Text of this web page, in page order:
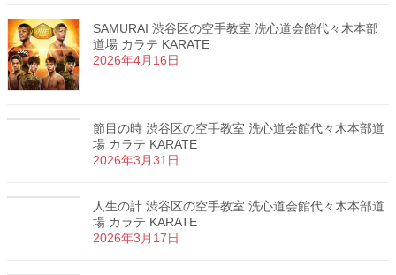
SAMURAI 渋谷区の空手教室 洗心道会館代々木本部
道場 カラテ KARATE
2026年4月16日
節目の時 渋谷区の空手教室 洗心道会館代々木本部道
場 カラテ KARATE
2026年3月31日
人生の計 渋谷区の空手教室 洗心道会館代々木本部道
場 カラテ KARATE
2026年3月17日